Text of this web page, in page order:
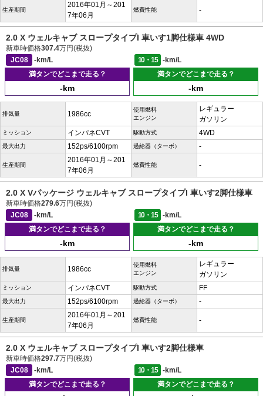
生産期間
2016年01月～201
7年06月
燃費性能 -
2.0 X ウェルキャブ スロープタイプI 車いす1脚仕様車 4WD
新車時価格307.4万円(税抜)
JC08
-km/L 10・15
-km/L
満タンでどこまで走る？
-km
満タンでどこまで走る？
-km
排気量 1986cc
使用燃料
エンジン
レギュラー
ガソリン
ミッション インパネCVT 駆動方式 4WD
最大出力 152ps/6100rpm 過給器（ターボ） -
生産期間
2016年01月～201
7年06月
燃費性能 -
2.0 X Vパッケージ ウェルキャブ スロープタイプI 車いす2脚仕様車
新車時価格279.6万円(税抜)
JC08
-km/L 10・15
-km/L
満タンでどこまで走る？
-km
満タンでどこまで走る？
-km
排気量 1986cc
使用燃料
エンジン
レギュラー
ガソリン
ミッション インパネCVT 駆動方式 FF
最大出力 152ps/6100rpm 過給器（ターボ） -
生産期間
2016年01月～201
7年06月
燃費性能 -
2.0 X ウェルキャブ スロープタイプI 車いす2脚仕様車
新車時価格297.7万円(税抜)
JC08
-km/L 10・15
-km/L
満タンでどこまで走る？
満タンでどこまで走る？